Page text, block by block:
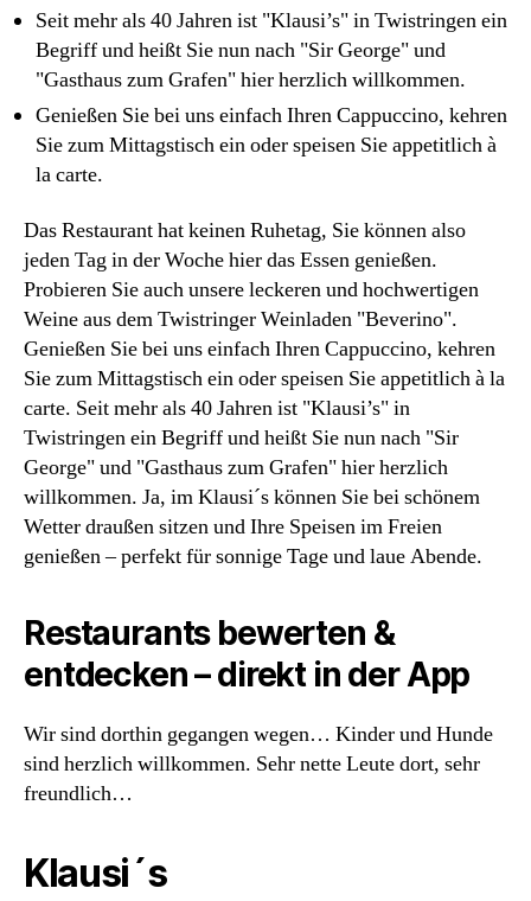
Seit mehr als 40 Jahren ist "Klausi’s" in Twistringen ein
Begriff und heißt Sie nun nach "Sir George" und
"Gasthaus zum Grafen" hier herzlich willkommen.
Genießen Sie bei uns einfach Ihren Cappuccino, kehren
Sie zum Mittagstisch ein oder speisen Sie appetitlich à
la carte.
Das Restaurant hat keinen Ruhetag, Sie können also
jeden Tag in der Woche hier das Essen genießen.
Probieren Sie auch unsere leckeren und hochwertigen
Weine aus dem Twistringer Weinladen "Beverino".
Genießen Sie bei uns einfach Ihren Cappuccino, kehren
Sie zum Mittagstisch ein oder speisen Sie appetitlich à la
carte. Seit mehr als 40 Jahren ist "Klausi’s" in
Twistringen ein Begriff und heißt Sie nun nach "Sir
George" und "Gasthaus zum Grafen" hier herzlich
willkommen. Ja, im Klausi´s können Sie bei schönem
Wetter draußen sitzen und Ihre Speisen im Freien
genießen – perfekt für sonnige Tage und laue Abende.
Restaurants bewerten &
entdecken – direkt in der App
Wir sind dorthin gegangen wegen… Kinder und Hunde
sind herzlich willkommen. Sehr nette Leute dort, sehr
freundlich…
Klausi´s